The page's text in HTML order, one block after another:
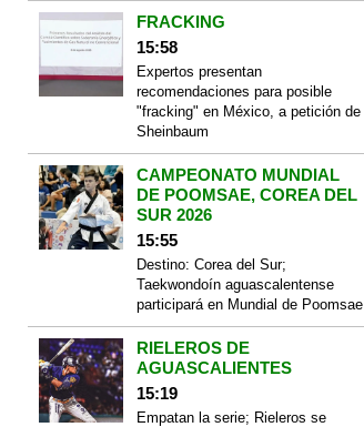
FRACKING
15:58
Expertos presentan
recomendaciones para posible
"fracking" en México, a petición de
Sheinbaum
CAMPEONATO MUNDIAL
DE POOMSAE, COREA DEL
SUR 2026
15:55
Destino: Corea del Sur;
Taekwondoín aguascalentense
participará en Mundial de Poomsae
RIELEROS DE
AGUASCALIENTES
15:19
Empatan la serie; Rieleros se